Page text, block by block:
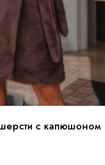
с капюшоном